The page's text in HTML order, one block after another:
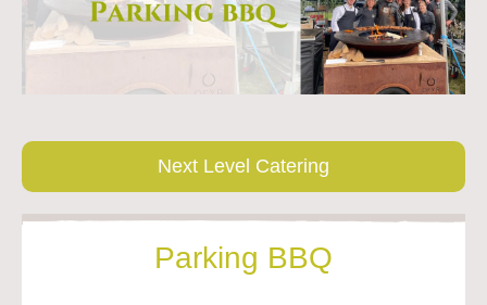
Next Level Catering
Parking BBQ